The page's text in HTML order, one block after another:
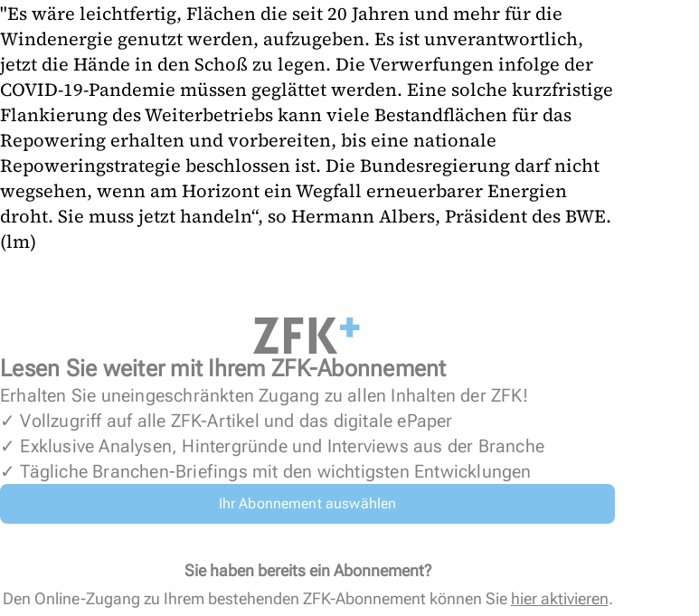
"Es wäre leichtfertig, Flächen die seit 20 Jahren und mehr für die
Windenergie genutzt werden, aufzugeben. Es ist unverantwortlich,
jetzt die Hände in den Schoß zu legen. Die Verwerfungen infolge der
COVID-19-Pandemie müssen geglättet werden. Eine solche kurzfristige
Flankierung des Weiterbetriebs kann viele Bestandflächen für das
Repowering erhalten und vorbereiten, bis eine nationale
Repoweringstrategie beschlossen ist. Die Bundesregierung darf nicht
wegsehen, wenn am Horizont ein Wegfall erneuerbarer Energien
droht. Sie muss jetzt handeln“, so Hermann Albers, Präsident des BWE.
(lm)
Lesen Sie weiter mit Ihrem ZFK-Abonnement
Erhalten Sie uneingeschränkten Zugang zu allen Inhalten der ZFK!
✓ Vollzugriff auf alle ZFK-Artikel und das digitale ePaper
✓ Exklusive Analysen, Hintergründe und Interviews aus der Branche
✓ Tägliche Branchen-Briefings mit den wichtigsten Entwicklungen
Ihr Abonnement auswählen
Sie haben bereits ein Abonnement?
Den Online-Zugang zu Ihrem bestehenden ZFK-Abonnement können Sie hier aktivieren.